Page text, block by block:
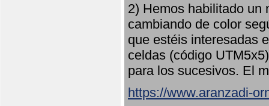
2) Hemos habilitado un
cambiando de color
que estéis interesadas
celdas (código
para los sucesivos. El
https://www.aranzadi-